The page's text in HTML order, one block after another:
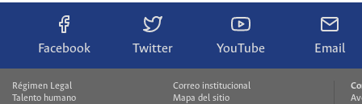
Facebook Twitter YouTube Email
Régimen Legal
Talento humano
Correo institucional
Mapa del sitio